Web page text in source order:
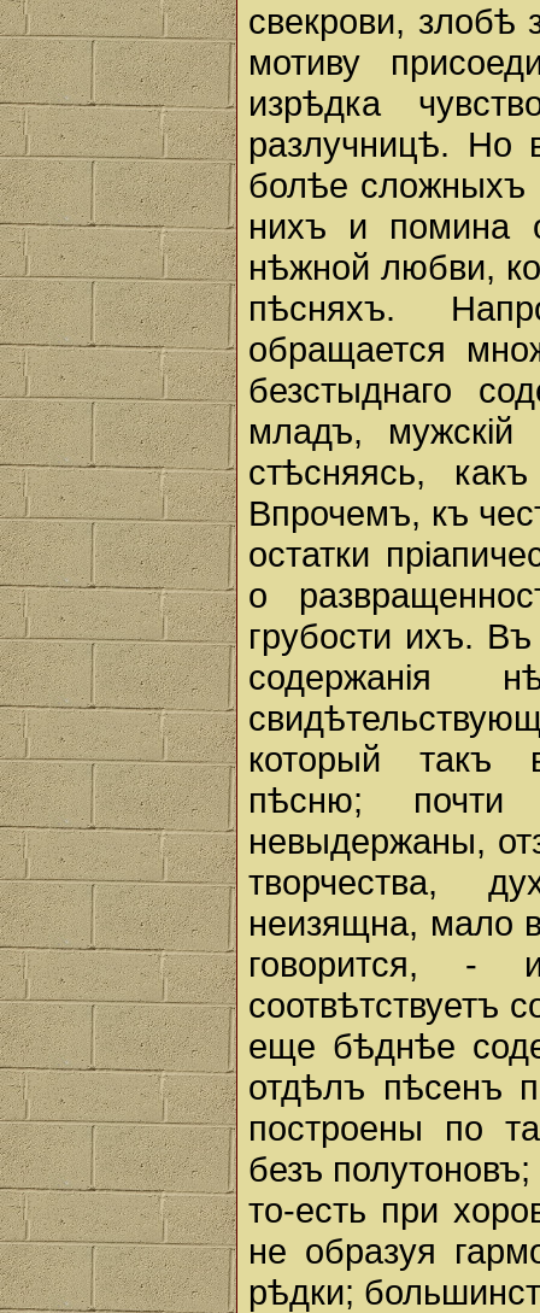
свекрови, злобѣ
мотиву
изрѣдка
разлучницѣ. Но
болѣе сложныхъ
нихъ и помина
нѣжной любви,
пѣсняхъ.
обращается
безстыднаго
младъ, мужскiй
стѣсняясь,
Впрочемъ, къ
остатки
о
грубости ихъ.
содержанiя
который такъ
пѣсню;
невыдержаны,
творчества,
неизящна, мало
говорится, -
соотвѣтствуетъ
еще бѣднѣе
отдѣлъ пѣсенъ
построены по
безъ
то-есть при
не образуя
рѣдки;